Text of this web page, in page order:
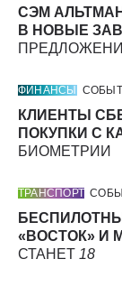
СЭМ
В НОВЫЕ
ФИНАНСЫ
КЛИЕНТЫ
ПОКУПКИ С
БИОМЕТРИИ
ТРАНСПОРТ
«ВОСТОК» И
СТАНЕТ 18